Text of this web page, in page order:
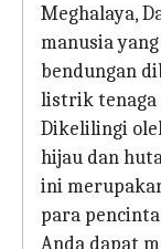
Meghalaya,
manusia
bendungan
listrik tenaga
Dikelilingi
hijau dan
ini
para
Anda dapat